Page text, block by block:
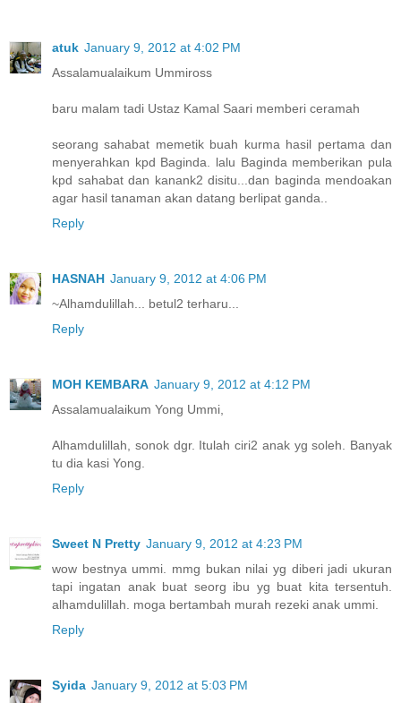
atuk January 9, 2012 at 4:02 PM
Assalamualaikum Ummiross
baru malam tadi Ustaz Kamal Saari memberi ceramah
seorang sahabat memetik buah kurma hasil pertama dan
menyerahkan kpd Baginda. lalu Baginda memberikan pula
kpd sahabat dan kanank2 disitu...dan baginda mendoakan
agar hasil tanaman akan datang berlipat ganda..
Reply
HASNAH January 9, 2012 at 4:06 PM
~Alhamdulillah... betul2 terharu...
Reply
MOH KEMBARA January 9, 2012 at 4:12 PM
Assalamualaikum Yong Ummi,
Alhamdulillah, sonok dgr. Itulah ciri2 anak yg soleh. Banyak
tu dia kasi Yong.
Reply
Sweet N Pretty January 9, 2012 at 4:23 PM
wow bestnya ummi. mmg bukan nilai yg diberi jadi ukuran
tapi ingatan anak buat seorg ibu yg buat kita tersentuh.
alhamdulillah. moga bertambah murah rezeki anak ummi.
Reply
Syida January 9, 2012 at 5:03 PM